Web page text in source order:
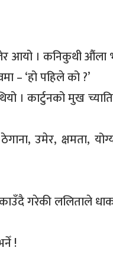
। कनिकुथी औंला
– ‘हो पहिले को ?’
। कार्टुनको मुख
उमेर, क्षमता,
गरेकी ललिताले
!